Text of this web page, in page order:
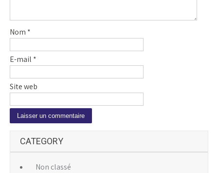
Nom *
E-mail *
Site web
t
CATEGORY
Non classé